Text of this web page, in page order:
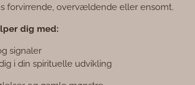
forvirrende, overvældende eller ensomt.
dig med:
signaler
i din spirituelle udvikling